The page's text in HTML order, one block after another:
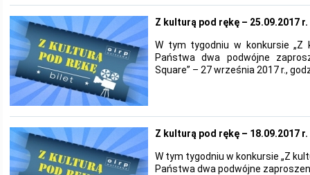
Z kulturą pod rękę – 25.09.2017 r.
W tym tygodniu w konkursie „Z
Państwa dwa podwójne
Square” – 27 września 2017 r.,
Z kulturą pod rękę – 18.09.2017 r.
W tym tygodniu w konkursie „Z
Państwa dwa podwójne